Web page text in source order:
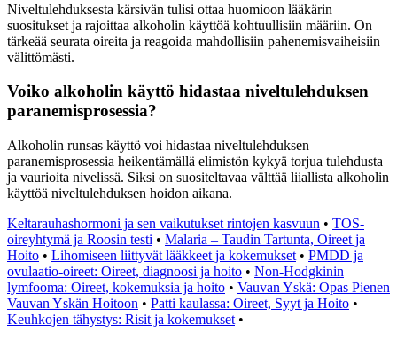
Niveltulehduksesta kärsivän tulisi ottaa huomioon lääkärin
suositukset ja rajoittaa alkoholin käyttöä kohtuullisiin määriin. On
tärkeää seurata oireita ja reagoida mahdollisiin pahenemisvaiheisiin
välittömästi.
Voiko alkoholin käyttö hidastaa niveltulehduksen
paranemisprosessia?
Alkoholin runsas käyttö voi hidastaa niveltulehduksen
paranemisprosessia heikentämällä elimistön kykyä torjua tulehdusta
ja vaurioita nivelissä. Siksi on suositeltavaa välttää liiallista alkoholin
käyttöä niveltulehduksen hoidon aikana.
Keltarauhashormoni ja sen vaikutukset rintojen kasvuun • TOS-
oireyhtymä ja Roosin testi • Malaria – Taudin Tartunta, Oireet ja
Hoito • Lihomiseen liittyvät lääkkeet ja kokemukset • PMDD ja
ovulaatio-oireet: Oireet, diagnoosi ja hoito • Non-Hodgkinin
lymfooma: Oireet, kokemuksia ja hoito • Vauvan Yskä: Opas Pienen
Vauvan Yskän Hoitoon • Patti kaulassa: Oireet, Syyt ja Hoito •
Keuhkojen tähystys: Risit ja kokemukset •